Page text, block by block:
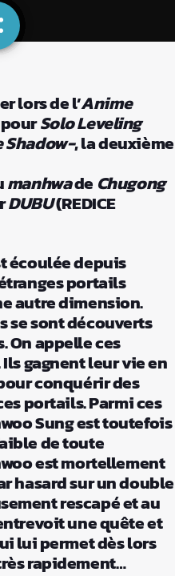
lors de l’Anime
Solo Leveling
Shadow-, la deuxième
manhwade Chugong
DUBU(REDICE
écoulée depuis
portails
autre dimension.
se sont découverts
On appelle ces
gagnent leur vie en
conquérir des
portails. Parmi ces
Sung est toutefois
de toute
est mortellement
hasard sur un double
rescapé et au
une quête et
lui permet dès lors
rapidement…